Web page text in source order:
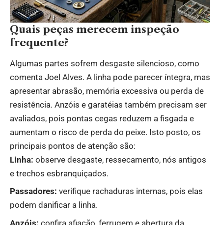
Quais peças merecem inspeção
frequente?
Algumas partes sofrem desgaste silencioso, como
comenta Joel Alves. A linha pode parecer íntegra, mas
apresentar abrasão, memória excessiva ou perda de
resistência. Anzóis e garatéias também precisam ser
avaliados, pois pontas cegas reduzem a fisgada e
aumentam o risco de perda do peixe. Isto posto, os
principais pontos de atenção são:
Linha: observe desgaste, ressecamento, nós antigos
e trechos esbranquiçados.
Passadores: verifique rachaduras internas, pois elas
podem danificar a linha.
Anzóis: confira afiação, ferrugem e abertura da